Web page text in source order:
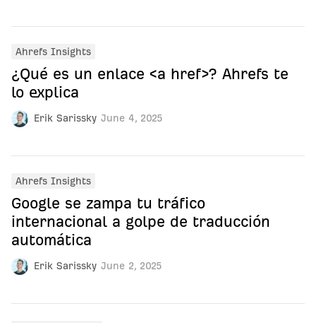
Erik Sarissky June 4, 2025
Ahrefs Insights
¿Qué es un enlace <a href>? Ahrefs te
lo explica
Erik Sarissky June 2, 2025
Ahrefs Insights
Google se zampa tu tráfico
internacional a golpe de traducción
automática